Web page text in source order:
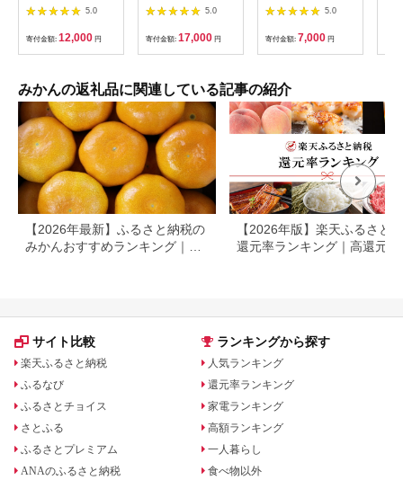
種類が一箱に詰まった
楽しいみかんBox＜先
行受付＞
【1531518】
5.0
寄付金額: 12,000 円
年12月上旬以降順次
発送予定＞ ＼テレビ
で紹介されました！／
数量限定！鹿児島県産
加温ハウス栽培の不知
3kg) 旬 フルーツ 果物
柑橘 みかん【三笠農
業生産】akn051-07
5.0
寄付金額: 17,000 円
3kg【2026-9月下旬
～2026-11月上旬配
送】 | 果物 フルーツ
柑橘 デザート おやつ
甘い 露地みかん 高糖
果汁 果肉 お取り寄せ
お取り寄せグルメ お
すすめ
5.0
寄付金額: 7,000 円
みかんの返礼品に関連している記事の紹介
【2026年最新】ふるさと納税の
みかんおすすめランキング｜還
【2026年版】楽天ふるさと
還元率ランキング｜高還元率
サイト比較
楽天ふるさと納税
ふるなび
ふるさとチョイス
さとふる
ふるさとプレミアム
ANAのふるさと納税
ランキングから探す
人気ランキング
還元率ランキング
家電ランキング
高額ランキング
一人暮らし
食べ物以外